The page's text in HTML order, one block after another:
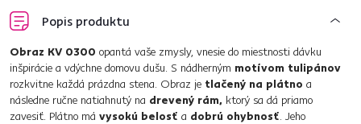
Popis produktu
Obraz KV 0300 opantá vaše zmysly, vnesie do miestnosti dávku
inšpirácie a vdýchne domovu dušu. S nádherným motívom tulipánov
rozkvitne každá prázdna stena. Obraz je tlačený na plátno a
následne ručne natiahnutý na drevený rám, ktorý sa dá priamo
zavesiť. Plátno má vysokú belosť a dobrú ohybnosť. Jeho